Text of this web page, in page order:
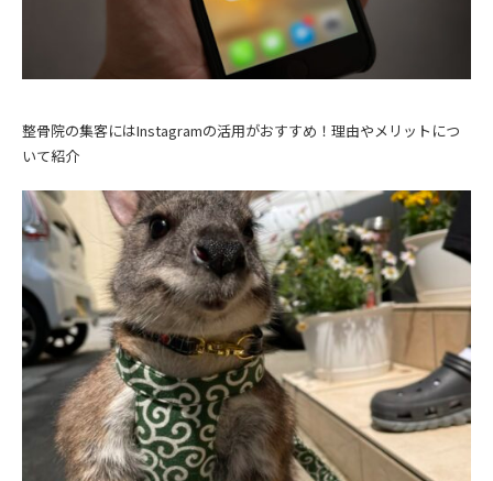
整骨院の集客にはInstagramの活用がおすすめ！理由やメリットにつ
いて紹介